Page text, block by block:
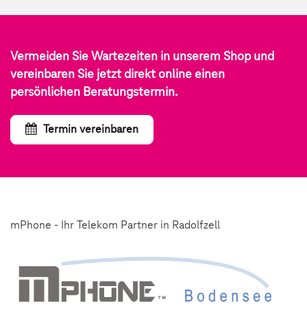
Vermeiden Sie Wartezeiten in unserem Shop und
vereinbaren Sie jetzt direkt online einen
persönlichen Beratungstermin.
Termin vereinbaren
mPhone - Ihr Telekom Partner in Radolfzell